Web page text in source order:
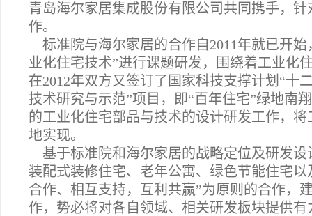
青岛海尔家居集成股份有限公司共同携手，
作。
标准院与海尔家居的合作自2011年就已开
业化住宅技术”进行课题研发，围绕着工业化
在2012年双方又签订了国家科技支撑计划“十
技术研究与示范”项目，即“百年住宅”绿地南
的工业化住宅部品与技术的设计研发工作，
地实现。
基于标准院和海尔家居的战略定位及研发
装配式装修住宅、老年公寓、绿色节能住宅
合作、相互支持，互利共赢”为原则的合作，
作，势必将对各自领域、相关研发板块提供